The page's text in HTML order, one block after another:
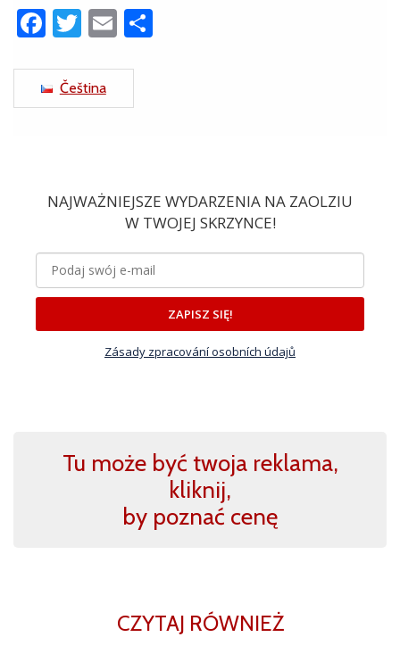
Facebook
Twitter
Email
Čeština
NAJWAŻNIEJSZE WYDARZENIA NA ZAOLZIU
W TWOJEJ SKRZYNCE!
ZAPISZ SIĘ!
Zásady zpracování osobních údajů
Tu może być twoja reklama,
kliknij,
by poznać cenę
CZYTAJ RÓWNIEŻ